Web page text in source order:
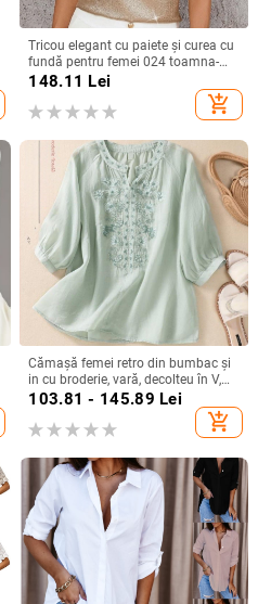
Tricou elegant cu paiete și curea cu
fundă pentru femei 024 toamna-
iarna nou, mânecă zburătoare,
148.11 Lei
add_shopping_cart
Cămașă femei retro din bumbac și
in cu broderie, vară, decolteu în V,
croială lejeră, culoare solidă,
103.81 - 145.89 Lei
add_shopping_cart